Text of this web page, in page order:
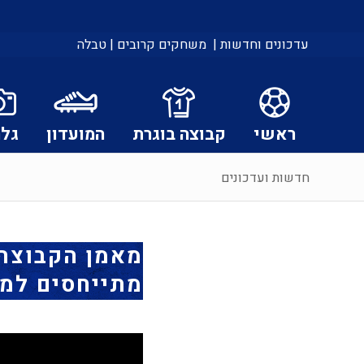
עדכונים וחדשות | משחקים קרובים | טבלה
ראשי קבוצה בוגרת המועדון
חדשות ועדכונים
מאמן
מתייחסים